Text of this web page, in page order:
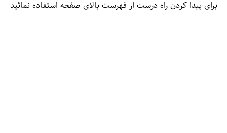
برای پیدا کردن راه درست از فهرست بالای صفحه استفاده نمائید